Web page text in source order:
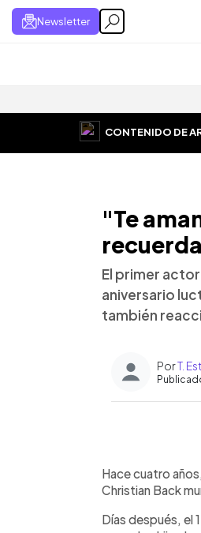
Newsletter
CONTENIDO DE
"Te
El primer
aniversario
también
PorT.
►
Hace cuatro
Christian Back
Días después, el